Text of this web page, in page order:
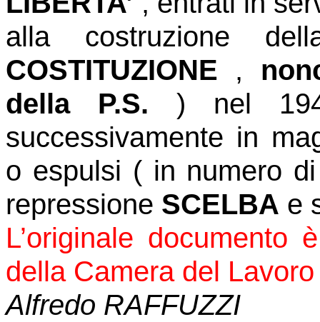
alla costruzione
COSTITUZIONE ,
della P.S. ) nel
successivamente in
o espulsi ( in numero
repressione SCELBA e
L’originale documento
della Camera del
Alfredo RAFFUZZI